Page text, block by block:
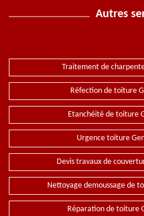
Autres
Traitement de
Réfection de toiture
Etanchéité de toiture
Urgence toiture
Devis travaux de
Nettoyage demoussage de
Réparation de toiture